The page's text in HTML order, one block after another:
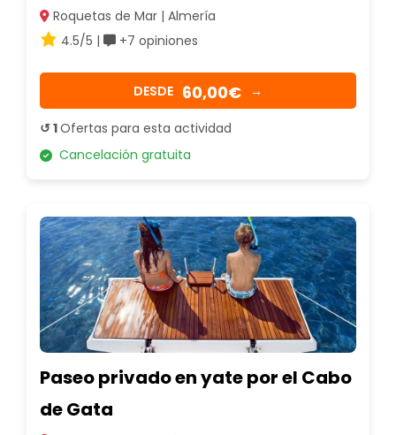
Roquetas de Mar | Almería
4.5/5 |
+7 opiniones
DESDE 60,00€ →
↺ 1Ofertas para esta actividad
Cancelación gratuita
Paseo privado en yate por el Cabo
de Gata